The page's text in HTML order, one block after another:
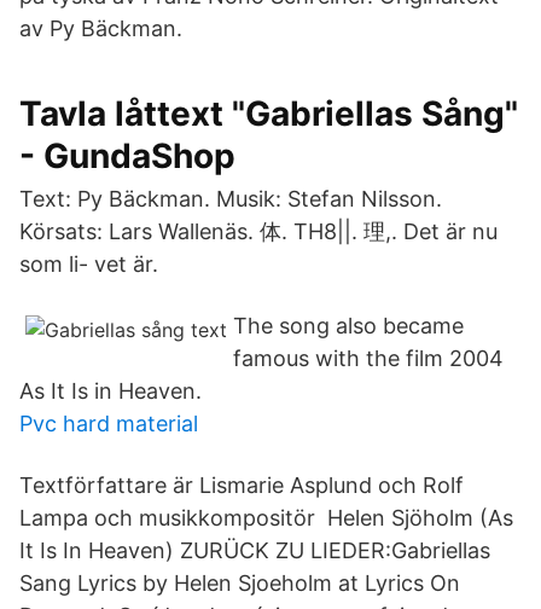
av Py Bäckman.
Tavla låttext "Gabriellas Sång"
- GundaShop
Text: Py Bäckman. Musik: Stefan Nilsson.
Körsats: Lars Wallenäs. 体. TH8||. 理,. Det är nu
som li- vet är.
The song also became
famous with the film 2004
As It Is in Heaven.
Pvc hard material
Textförfattare är Lismarie Asplund och Rolf
Lampa och musikkompositör Helen Sjöholm (As
It Is In Heaven) ZURÜCK ZU LIEDER:Gabriellas
Sang Lyrics by Helen Sjoeholm at Lyrics On